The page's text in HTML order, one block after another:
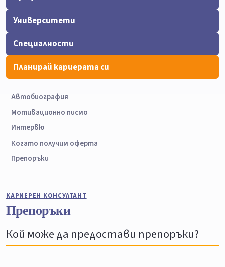
Университети
Специалности
Планирай кариерата си
Автобиография
Мотивационно писмо
Интервю
Когато получим оферта
Препоръки
КАРИЕРЕН КОНСУЛТАНТ
Препоръки
Кой може да предостави препоръки?